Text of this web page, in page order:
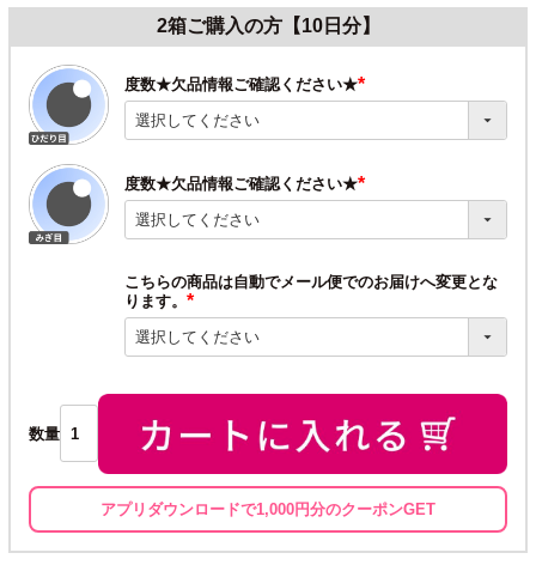
2箱ご購入の方【10日分】
度数★欠品情報ご確認ください★
(必
度数★欠品情報ご確認ください★
(必
こちらの商品は自動でメール便でのお届けへ変更とな
ります。
(必
須)
数量
アプリダウンロードで1,000円分のクーポンGET